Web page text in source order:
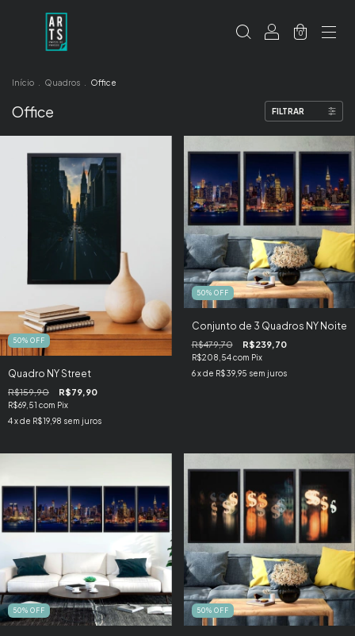
0
Início Quadros Office
Office FILTRAR
50% OFF
Quadro NY Street
R$159,90 R$79,90
R$69,51 com Pix
4x de R$19,98 sem juros
50% OFF
Conjunto de 3 Quadros NY Noite
R$479,70 R$239,70
R$208,54com Pix
6 x de R$39,95 sem juros
50% OFF 50% OFF